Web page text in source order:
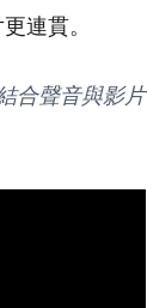
連貫。
合聲音與影片